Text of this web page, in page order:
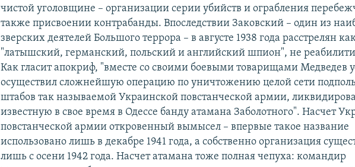
чистой уголовщине – организации серии убийств и ограбления
также присвоении контрабанды. Впоследствии Заковский – один из
зверских деятелей Большого террора – в августе 1938 года расстрелян
"латышский, германский, польский и английский шпион", не
Как гласит апокриф, "вместе со своими боевыми товарищами Медведев
осуществил сложнейшую операцию по уничтожению целой сети
штабов так называемой Украинской повстанческой армии,
известную в свое время в Одессе банду атамана Заболотного". Насчет
повстанческой армии откровенный вымысел – впервые такое название
использовано лишь в декабре 1941 года, а собственно организация
лишь с осени 1942 года. Насчет атамана тоже полная чепуха: командир